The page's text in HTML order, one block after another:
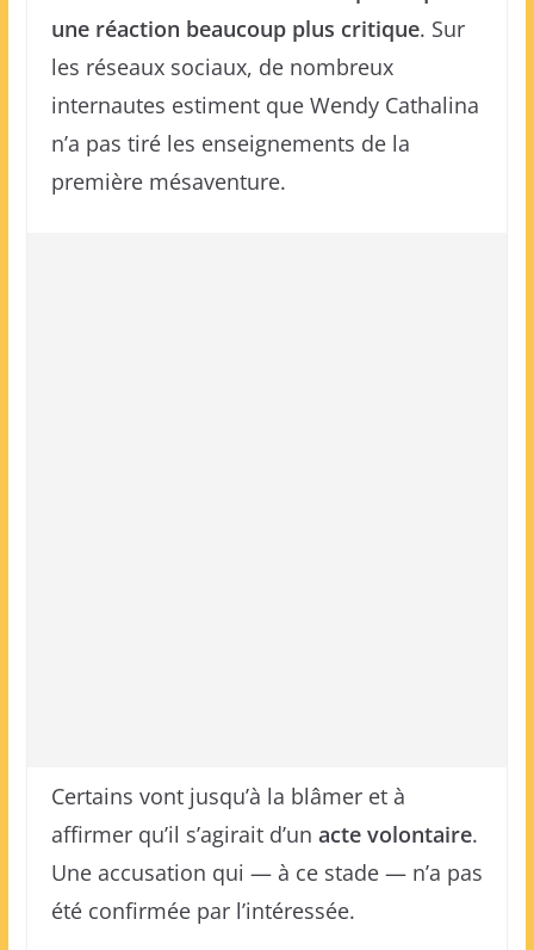
une réaction beaucoup plus critique. Sur
les réseaux sociaux, de nombreux
internautes estiment que Wendy Cathalina
n’a pas tiré les enseignements de la
première mésaventure.
Certains vont jusqu’à la blâmer et à
affirmer qu’il s’agirait d’un acte volontaire.
Une accusation qui — à ce stade — n’a pas
été confirmée par l’intéressée.